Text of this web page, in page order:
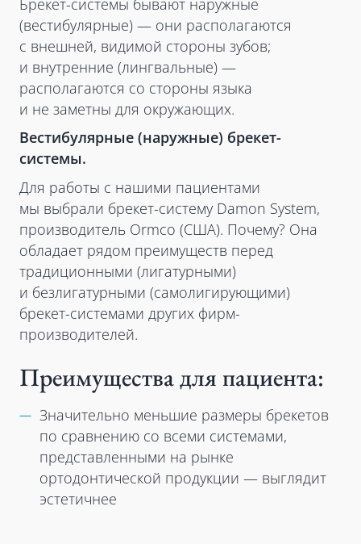
(вестибулярные) — они располагаются
с внешней, видимой стороны зубов;
и внутренние (лингвальные) —
располагаются со стороны языка
и не заметны для окружающих.
Вестибулярные (наружные) брекет-
системы.
Для работы с нашими пациентами
мы выбрали брекет-систему Damon System,
производитель Ormco (США). Почему? Она
обладает рядом преимуществ перед
традиционными (лигатурными)
и безлигатурными (самолигирующими)
брекет-системами других фирм-
производителей.
Преимущества для пациента:
Значительно меньшие размеры брекетов
по сравнению со всеми системами,
представленными на рынке
ортодонтической продукции — выглядит
эстетичнее